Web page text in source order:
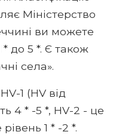
Міністерство
ви можете
* до 5 *. Є також
села».
1 (HV від
4 * -5 *, HV-2 - це
1 * -2 *.